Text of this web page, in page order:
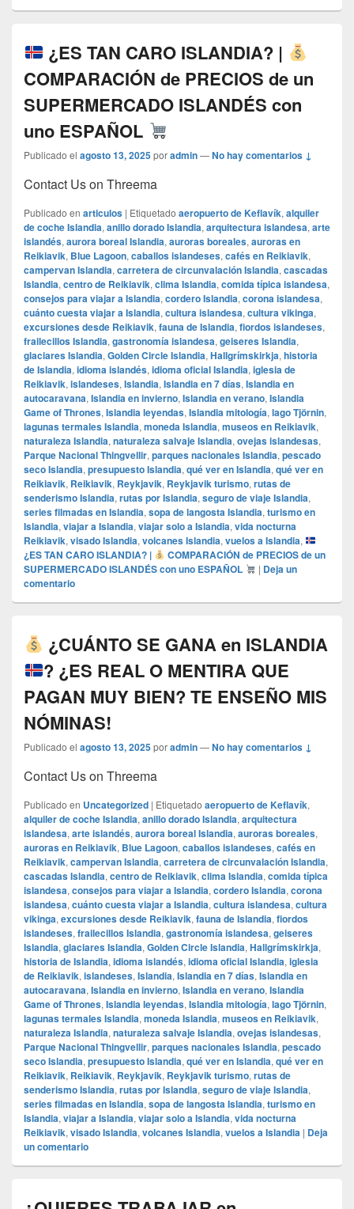
¿ES TAN CARO ISLANDIA? |
COMPARACIÓN de PRECIOS de un
SUPERMERCADO ISLANDÉS con
uno ESPAÑOL
Publicado el agosto 13, 2025poradmin—No hay comentarios ↓
Contact Us on Threema
Publicado en articulos | Etiquetado aeropuerto de Keflavík, alquiler
de coche Islandia, anillo dorado Islandia, arquitectura islandesa, arte
islandés, aurora boreal Islandia, auroras boreales, auroras en
Reikiavik, Blue Lagoon, caballos islandeses, cafés en Reikiavik,
campervan Islandia, carretera de circunvalación Islandia, cascadas
Islandia, centro de Reikiavik, clima Islandia, comida típica islandesa,
consejos para viajar a Islandia, cordero Islandia, corona islandesa,
cuánto cuesta viajar a Islandia, cultura islandesa, cultura vikinga,
excursiones desde Reikiavik, fauna de Islandia, fiordos islandeses,
frailecillos Islandia, gastronomía islandesa, geiseres Islandia,
glaciares Islandia, Golden Circle Islandia, Hallgrímskirkja, historia
de Islandia, idioma islandés, idioma oficial Islandia, iglesia de
Reikiavik, islandeses, Islandia, Islandia en 7 días, Islandia en
autocaravana, Islandia en invierno, Islandia en verano, Islandia
Game of Thrones, Islandia leyendas, Islandia mitología, lago Tjörnin,
lagunas termales Islandia, moneda Islandia, museos en Reikiavik,
naturaleza Islandia, naturaleza salvaje Islandia, ovejas islandesas,
Parque Nacional Thingvellir, parques nacionales Islandia, pescado
seco Islandia, presupuesto Islandia, qué ver en Islandia, qué ver en
Reikiavik, Reikiavik, Reykjavik, Reykjavik turismo, rutas de
senderismo Islandia, rutas por Islandia, seguro de viaje Islandia,
series filmadas en Islandia, sopa de langosta Islandia, turismo en
Islandia, viajar a Islandia, viajar solo a Islandia, vida nocturna
Reikiavik, visado Islandia, volcanes Islandia, vuelos a Islandia,
¿ES TAN CARO ISLANDIA? |
COMPARACIÓN de PRECIOS de un
SUPERMERCADO ISLANDÉS con uno ESPAÑOL
| Deja un
comentario
¿CUÁNTO SE GANA en ISLANDIA
? ¿ES REAL O MENTIRA QUE
PAGAN MUY BIEN? TE ENSEÑO MIS
NÓMINAS!
Publicado el agosto 13, 2025poradmin—No hay comentarios ↓
Contact Us on Threema
Publicado en Uncategorized | Etiquetado aeropuerto de Keflavík,
alquiler de coche Islandia, anillo dorado Islandia, arquitectura
islandesa, arte islandés, aurora boreal Islandia, auroras boreales,
auroras en Reikiavik, Blue Lagoon, caballos islandeses, cafés en
Reikiavik, campervan Islandia, carretera de circunvalación Islandia,
cascadas Islandia, centro de Reikiavik, clima Islandia, comida típica
islandesa, consejos para viajar a Islandia, cordero Islandia, corona
islandesa, cuánto cuesta viajar a Islandia, cultura islandesa, cultura
vikinga, excursiones desde Reikiavik, fauna de Islandia, fiordos
islandeses, frailecillos Islandia, gastronomía islandesa, geiseres
Islandia, glaciares Islandia, Golden Circle Islandia, Hallgrímskirkja,
historia de Islandia, idioma islandés, idioma oficial Islandia, iglesia
de Reikiavik, islandeses, Islandia, Islandia en 7 días, Islandia en
autocaravana, Islandia en invierno, Islandia en verano, Islandia
Game of Thrones, Islandia leyendas, Islandia mitología, lago Tjörnin,
lagunas termales Islandia, moneda Islandia, museos en Reikiavik,
naturaleza Islandia, naturaleza salvaje Islandia, ovejas islandesas,
Parque Nacional Thingvellir, parques nacionales Islandia, pescado
seco Islandia, presupuesto Islandia, qué ver en Islandia, qué ver en
Reikiavik, Reikiavik, Reykjavik, Reykjavik turismo, rutas de
senderismo Islandia, rutas por Islandia, seguro de viaje Islandia,
series filmadas en Islandia, sopa de langosta Islandia, turismo en
Islandia, viajar a Islandia, viajar solo a Islandia, vida nocturna
Reikiavik, visado Islandia, volcanes Islandia, vuelos a Islandia | Deja
un comentario